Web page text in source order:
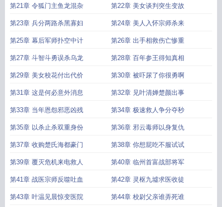
第21章 令狐门主鱼龙混杂 第22章 美女谈判突生变故
第23章 兵分两路杀黑寡妇 第24章 美人入怀宗师杀来
第25章 幕后军师扑空中计 第26章 出手相救伤亡惨重
第27章 斗智斗勇误杀乌龙 第28章 百年参王得知真相
第29章 美女校花付出代价 第30章 被吓尿了你很勇啊
第31章 这是何必意外消息 第32章 见叶清婵楚颜出事
第33章 当年恩怨邪恶凶残 第34章 极速救人争分夺秒
第35章 以杀止杀双重身份 第36章 邪云毒师以身复仇
第37章 收购楚氏海都豪门 第38章 你想屁吃不服试试
第39章 覆灭危机来电救人 第40章 临州首富战部将军
第41章 战医宗师反噬吐血 第42章 灵枢九墟求医收徒
第43章 叶温见晨惊变医院 第44章 校尉父亲谁弄死谁